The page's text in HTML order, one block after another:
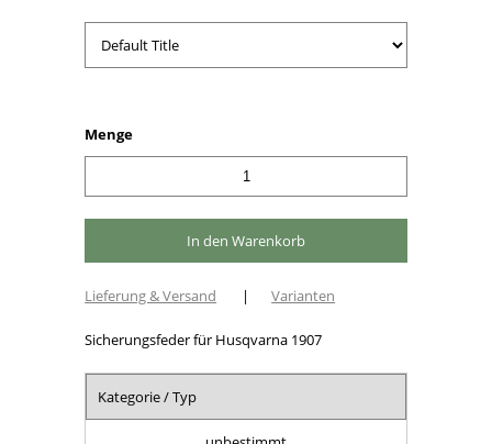
Menge
Lieferung & Versand | Varianten
Sicherungsfeder für Husqvarna 1907
Kategorie / Typ